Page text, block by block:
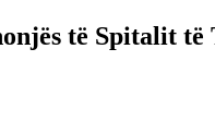
të Spitalit të